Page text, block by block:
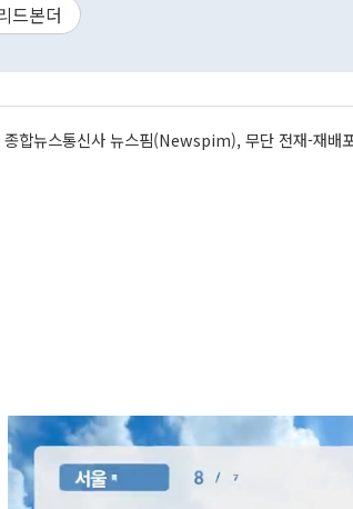
드본더
합뉴스통신사 뉴스핌(Newspim), 무단 전재-재배